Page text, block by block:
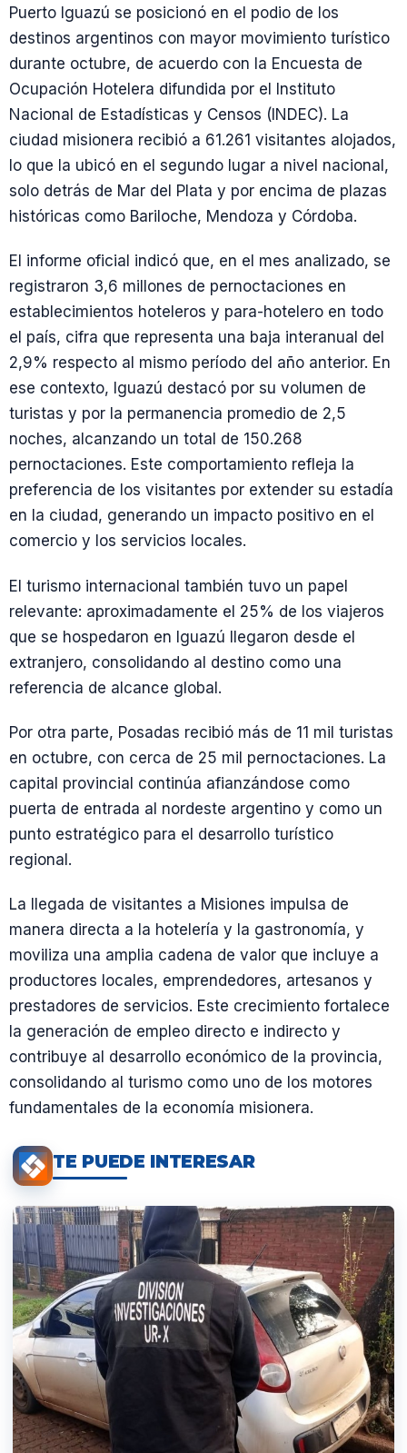
Puerto Iguazú se posicionó en el podio de los
destinos argentinos con mayor movimiento turístico
durante octubre, de acuerdo con la Encuesta de
Ocupación Hotelera difundida por el Instituto
Nacional de Estadísticas y Censos (INDEC). La
ciudad misionera recibió a 61.261 visitantes alojados,
lo que la ubicó en el segundo lugar a nivel nacional,
solo detrás de Mar del Plata y por encima de plazas
históricas como Bariloche, Mendoza y Córdoba.
El informe oficial indicó que, en el mes analizado, se
registraron 3,6 millones de pernoctaciones en
establecimientos hoteleros y para-hotelero en todo
el país, cifra que representa una baja interanual del
2,9% respecto al mismo período del año anterior. En
ese contexto, Iguazú destacó por su volumen de
turistas y por la permanencia promedio de 2,5
noches, alcanzando un total de 150.268
pernoctaciones. Este comportamiento refleja la
preferencia de los visitantes por extender su estadía
en la ciudad, generando un impacto positivo en el
comercio y los servicios locales.
El turismo internacional también tuvo un papel
relevante: aproximadamente el 25% de los viajeros
que se hospedaron en Iguazú llegaron desde el
extranjero, consolidando al destino como una
referencia de alcance global.
Por otra parte, Posadas recibió más de 11 mil turistas
en octubre, con cerca de 25 mil pernoctaciones. La
capital provincial continúa afianzándose como
puerta de entrada al nordeste argentino y como un
punto estratégico para el desarrollo turístico
regional.
La llegada de visitantes a Misiones impulsa de
manera directa a la hotelería y la gastronomía, y
moviliza una amplia cadena de valor que incluye a
productores locales, emprendedores, artesanos y
prestadores de servicios. Este crecimiento fortalece
la generación de empleo directo e indirecto y
contribuye al desarrollo económico de la provincia,
consolidando al turismo como uno de los motores
fundamentales de la economía misionera.
TE PUEDE INTERESAR